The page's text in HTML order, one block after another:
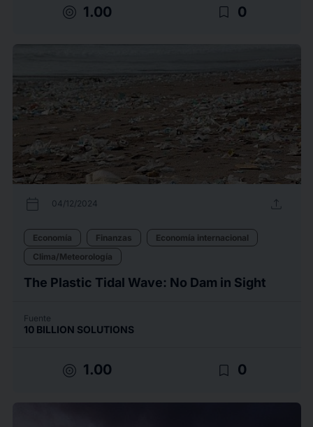
target 1.00 bookmark_border 0
calendar_today 04/12/2024 upload
Economía Finanzas
Economía internacional
Clima/Meteorología
The Plastic Tidal Wave: No Dam in Sight
Fuente
10 BILLION SOLUTIONS
target 1.00 bookmark_border 0